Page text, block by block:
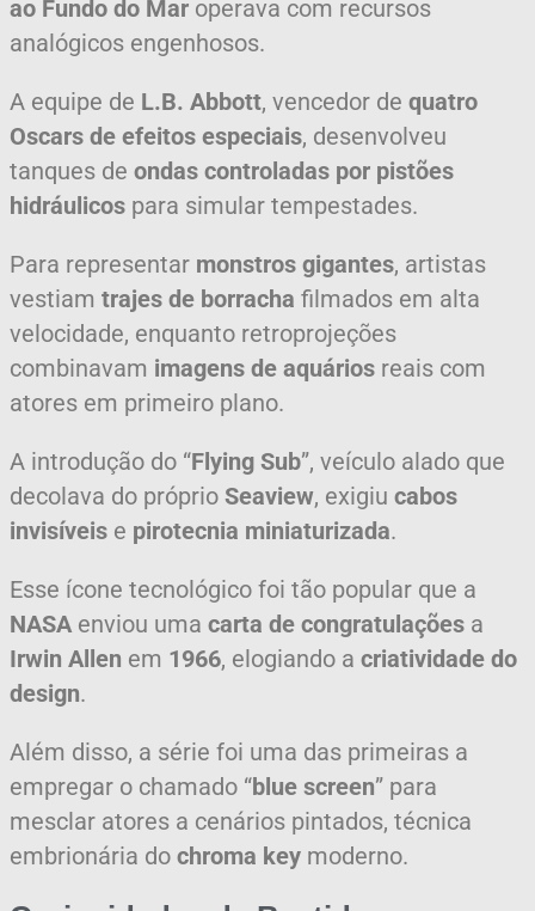
ao Fundo do Mar operava com recursos
analógicos engenhosos.
A equipe de L.B. Abbott, vencedor de quatro
Oscars de efeitos especiais, desenvolveu
tanques de ondas controladas por pistões
hidráulicos para simular tempestades.
Para representar monstros gigantes, artistas
vestiam trajes de borracha filmados em alta
velocidade, enquanto retroprojeções
combinavam imagens de aquários reais com
atores em primeiro plano.
A introdução do “Flying Sub”, veículo alado que
decolava do próprio Seaview, exigiu cabos
invisíveis e pirotecnia miniaturizada.
Esse ícone tecnológico foi tão popular que a
NASA enviou uma carta de congratulações a
Irwin Allen em 1966, elogiando a criatividade do
design.
Além disso, a série foi uma das primeiras a
empregar o chamado “blue screen” para
mesclar atores a cenários pintados, técnica
embrionária do chroma key moderno.